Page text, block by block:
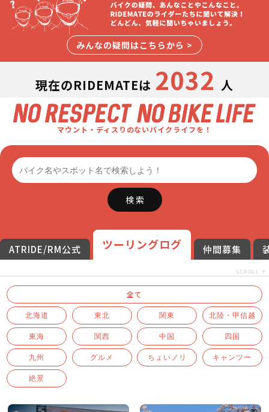
みんなの疑問はこちらから >
現在のRIDEMATEは 2032 人
マウント・ディスりのないバイクライフを！
検 索
ATRIDE/RM公式 ツーリングログ 仲間募集
全て
北海道 東北 関東 北陸・甲信越
東海 関西 中国 四国
九州 グルメ ちょいノリ キャンツー
絶景